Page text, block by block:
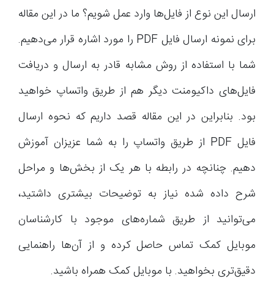
ارسال این نوع از فایل‌ها وارد عمل شویم؟ ما در این مقاله
برای نمونه ارسال فایل PDF را مورد اشاره قرار می‌دهیم.
شما با استفاده از روش مشابه قادر به ارسال و دریافت
فایل‌های داکیومنت دیگر هم از طریق واتساپ خواهید
بود. بنابراین در این مقاله قصد داریم که نحوه ارسال
فایل PDF از طریق واتساپ را به شما عزیزان آموزش
دهیم. چنانچه در رابطه با هر یک از بخش‌ها و مراحل
شرح داده شده نیاز به توضیحات بیشتری داشتید،
می‌توانید از طریق شماره‌های موجود با کارشناسان
موبایل کمک تماس حاصل کرده و از آن‌ها راهنمایی
دقیق‌تری بخواهید. با موبایل کمک همراه باشید.